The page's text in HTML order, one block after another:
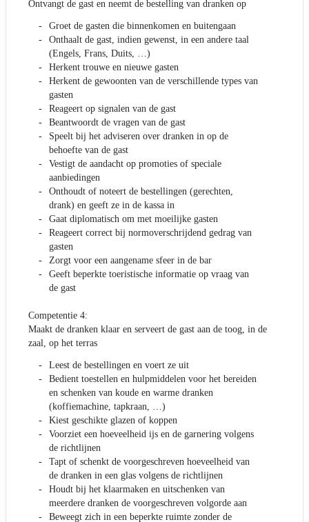
Ontvangt de gast en neemt de bestelling van dranken op
Groet de gasten die binnenkomen en buitengaan
Onthaalt de gast, indien gewenst, in een andere taal
(Engels, Frans, Duits, …)
Herkent trouwe en nieuwe gasten
Herkent de gewoonten van de verschillende types van
gasten
Reageert op signalen van de gast
Beantwoordt de vragen van de gast
Speelt bij het adviseren over dranken in op de
behoefte van de gast
Vestigt de aandacht op promoties of speciale
aanbiedingen
Onthoudt of noteert de bestellingen (gerechten,
drank) en geeft ze in de kassa in
Gaat diplomatisch om met moeilijke gasten
Reageert correct bij normoverschrijdend gedrag van
gasten
Zorgt voor een aangename sfeer in de bar
Geeft beperkte toeristische informatie op vraag van
de gast
Competentie 4:
Maakt de dranken klaar en serveert de gast aan de toog, in de
zaal, op het terras
Leest de bestellingen en voert ze uit
Bedient toestellen en hulpmiddelen voor het bereiden
en schenken van koude en warme dranken
(koffiemachine, tapkraan, …)
Kiest geschikte glazen of koppen
Voorziet een hoeveelheid ijs en de garnering volgens
de richtlijnen
Tapt of schenkt de voorgeschreven hoeveelheid van
de dranken in een glas volgens de richtlijnen
Houdt bij het klaarmaken en uitschenken van
meerdere dranken de voorgeschreven volgorde aan
Beweegt zich in een beperkte ruimte zonder de